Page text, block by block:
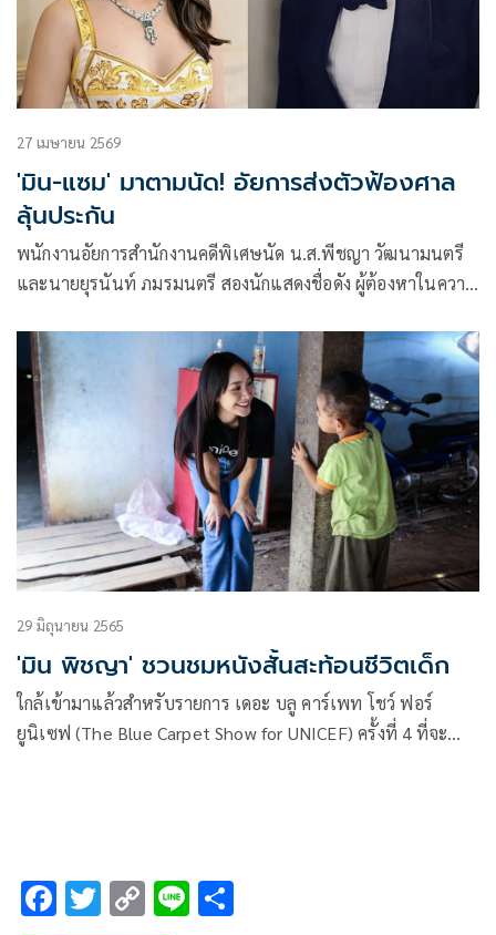
27 เมษายน 2569
'มิน-แซม' มาตามนัด! อัยการส่งตัวฟ้องศาล
ลุ้นประกัน
พนักงานอัยการสำนักงานคดีพิเศษนัด น.ส.พีชญา วัฒนามนตรี
และนายยุรนันท์ ภมรมนตรี สองนักแสดงชื่อดัง ผู้ต้องหาในความ
29 มิถุนายน 2565
'มิน พิชญา' ชวนชมหนังสั้นสะท้อนชีวิตเด็ก
ใกล้เข้ามาแล้วสำหรับรายการ เดอะ บลู คาร์เพท โชว์ ฟอร์
ยูนิเซฟ (The Blue Carpet Show for UNICEF) ครั้งที่ 4 ที่จะ
ประชากรกลุ่มเปราะบาง และถ่ายทอดเรื่องราวเหล่านั้นสู่สายตา
ของคนทั้งประเทศ
F T C Li